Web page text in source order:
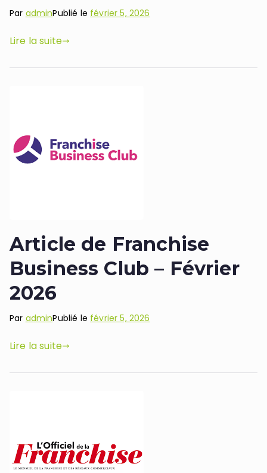
Par adminPublié le février 5, 2026
Lire la suite
Article de Franchise
Business Club – Février
2026
Par adminPublié le février 5, 2026
Lire la suite